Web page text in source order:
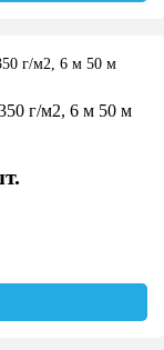
г/м2, 6 м 50 м